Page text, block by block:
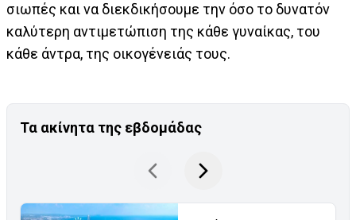
σιωπές και να διεκδικήσουμε την όσο το δυνατόν
καλύτερη αντιμετώπιση της κάθε γυναίκας, του
κάθε άντρα, της οικογένειάς τους.
Τα ακίνητα της εβδομάδας